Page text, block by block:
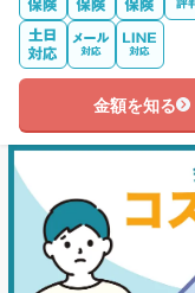
金額を知る